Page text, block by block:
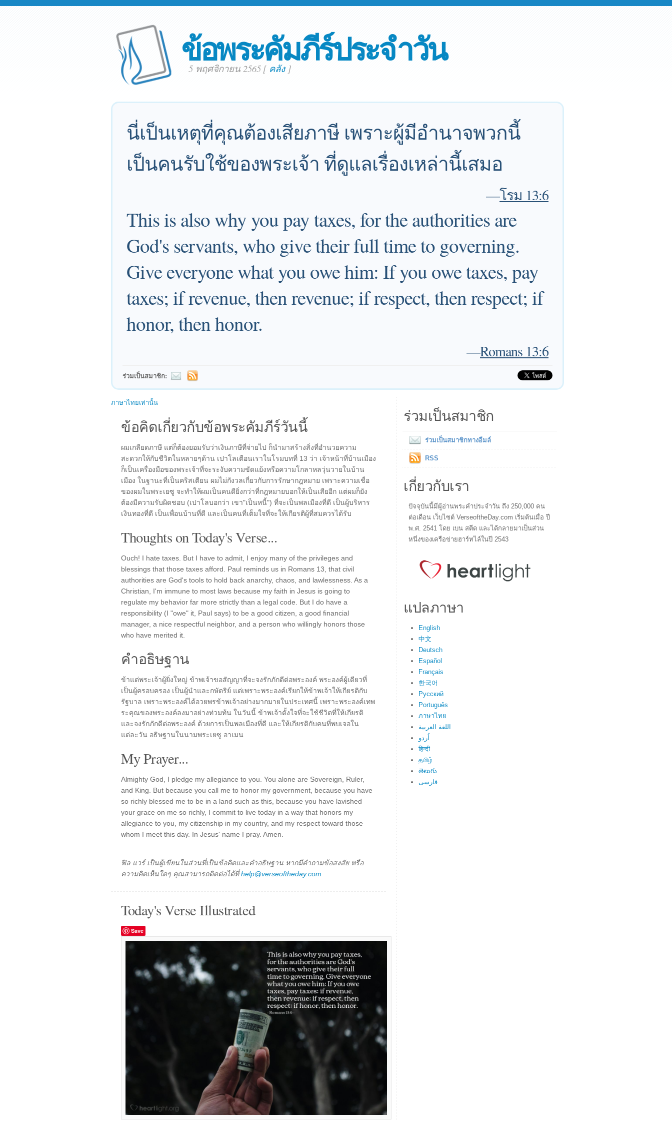
ข้อพระคัมภีร์ประจำวัน
5 พฤศจิกายน 2565 [ คลัง]
นี่เป็นเหตุที่คุณต้องเสียภาษี เพราะผู้มีอำนาจพวกนี้
เป็นคนรับใช้ของพระเจ้า ที่ดูแลเรื่องเหล่านี้เสมอ
—โรม 13:6
This is also why you pay taxes, for the authorities are
God's servants, who give their full time to governing.
Give everyone what you owe him: If you owe taxes, pay
taxes; if revenue, then revenue; if respect, then respect; if
honor, then honor.
—Romans 13:6
ร่วมเป็นสมาชิก:
ภาษาไทยเท่านั้น
ข้อคิดเกี่ยวกับข้อพระคัมภีร์วันนี้
ผมเกลียดภาษี แต่ก็ต้องยอมรับว่าเงินภาษีที่จ่ายไป ก็นำมาสร้างสิ่งที่อำนวยความ
สะดวกให้กับชีวิตในหลายๆด้าน เปาโลเตือนเราในโรมบทที่ 13 ว่า เจ้าหน้าที่บ้านเมือง
ก็เป็นเครื่องมือของพระเจ้าที่จะระงับความขัดแย้งหรือความโกลาหลวุ่นวายในบ้าน
เมือง ในฐานะที่เป็นคริสเตียน ผมไม่กังวลเกี่ยวกับการรักษากฎหมาย เพราะความเชื่อ
ของผมในพระเยซู จะทำให้ผมเป็นคนดียิ่งกว่าที่กฎหมายบอกให้เป็นเสียอีก แต่ผมก็ยัง
ต้องมีความรับผิดชอบ (เปาโลบอกว่า เขา"เป็นหนี้") ที่จะเป็นพลเมืองที่ดี เป็นผู้บริหาร
เงินทองที่ดี เป็นเพื่อนบ้านที่ดี และเป็นคนที่เต็มใจที่จะให้เกียรติผู้ที่สมควรได้รับ
Thoughts on Today's Verse...
Ouch! I hate taxes. But I have to admit, I enjoy many of the privileges and
blessings that those taxes afford. Paul reminds us in Romans 13, that civil
authorities are God's tools to hold back anarchy, chaos, and lawlessness. As a
Christian, I'm immune to most laws because my faith in Jesus is going to
regulate my behavior far more strictly than a legal code. But I do have a
responsibility (I "owe" it, Paul says) to be a good citizen, a good financial
manager, a nice respectful neighbor, and a person who willingly honors those
who have merited it.
คำอธิษฐาน
ข้าแต่พระเจ้าผู้ยิ่งใหญ่ ข้าพเจ้าขอสัญญาที่จะจงรักภักดีต่อพระองค์ พระองค์ผู้เดียวที่
เป็นผู้ครอบครอง เป็นผู้นำและกษัตริย์ แต่เพราะพระองค์เรียกให้ข้าพเจ้าให้เกียรติกับ
รัฐบาล เพราะพระองค์ได้อวยพรข้าพเจ้าอย่างมากมายในประเทศนี้ เพราะพระองค์เทพ
ระคุณของพระองค์ลงมาอย่างท่วมท้น ในวันนี้ ข้าพเจ้าตั้งใจที่จะใช้ชีวิตที่ให้เกียรติ
และจงรักภักดีต่อพระองค์ ด้วยการเป็นพลเมืองที่ดี และให้เกียรติกับคนที่พบเจอใน
แต่ละวัน อธิษฐานในนามพระเยซู อาเมน
My Prayer...
Almighty God, I pledge my allegiance to you. You alone are Sovereign, Ruler,
and King. But because you call me to honor my government, because you have
so richly blessed me to be in a land such as this, because you have lavished
your grace on me so richly, I commit to live today in a way that honors my
allegiance to you, my citizenship in my country, and my respect toward those
whom I meet this day. In Jesus' name I pray. Amen.
ฟิล แวร์ เป็นผู้เขียนในส่วนที่เป็นข้อคิดและคำอธิษฐาน หากมีคำถามข้อสงสัย หรือ
ความคิดเห็นใดๆ คุณสามารถติดต่อได้ที่help@verseoftheday.com
Today's Verse Illustrated
Save
ร่วมเป็นสมาชิก
ร่วมเป็นสมาชิกทางอีมล์
RSS
เกี่ยวกับเรา
ปัจจุบันนี้มีผู้อ่านพระคำประจำวัน ถึง 250,000 คน
ต่อเดือน เว็บไซต์ VerseoftheDay.com เริ่มต้นเมื่อ ปี
พ.ศ. 2541 โดย เบน สตีด และได้กลายมาเป็นส่วน
หนึ่งของเครือข่ายฮาร์ทไล์ในปี 2543
แปลภาษา
English
中文
Deutsch
Español
Français
한국어
Русский
Português
ภาษาไทย
اللغة العربية
اُردو
हिन्दी
தமிழ்
తెలుగు
فارسی